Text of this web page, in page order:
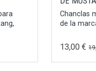
Chanclas
de la
13,00 €